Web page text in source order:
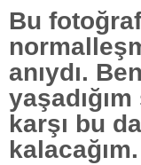
Bu
anıydı.
karşı bu
kalacağım.